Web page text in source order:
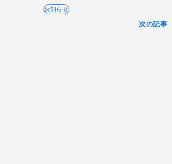
お知らせ
次の記事